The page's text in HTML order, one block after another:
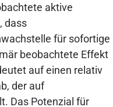
aktive
dass
für sofortige
beobachtete Effekt
auf einen relativ
der auf
Das Potenzial für